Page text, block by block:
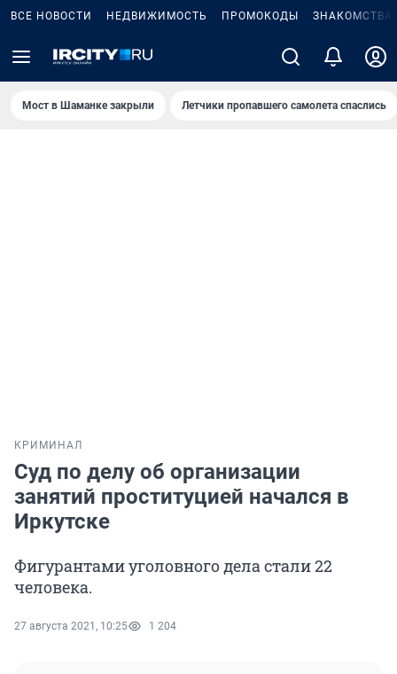
ВСЕ НОВОСТИ НЕДВИЖИМОСТЬ ПРОМОКОДЫ ЗНАКОМСТВА
Мост в Шаманке закрыли Летчики пропавшего самолета спаслись
КРИМИНАЛ
Суд по делу об организации
занятий проституцией начался в
Иркутске
Фигурантами уголовного дела стали 22
человека.
27 августа 2021, 10:25 1 204